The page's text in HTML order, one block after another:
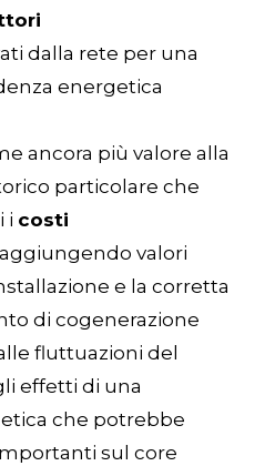
dalla rete per una
energetica
ancora più valore alla
particolare che
i costi
valori
e la corretta
di cogenerazione
fluttuazioni del
effetti di una
che potrebbe
sul core